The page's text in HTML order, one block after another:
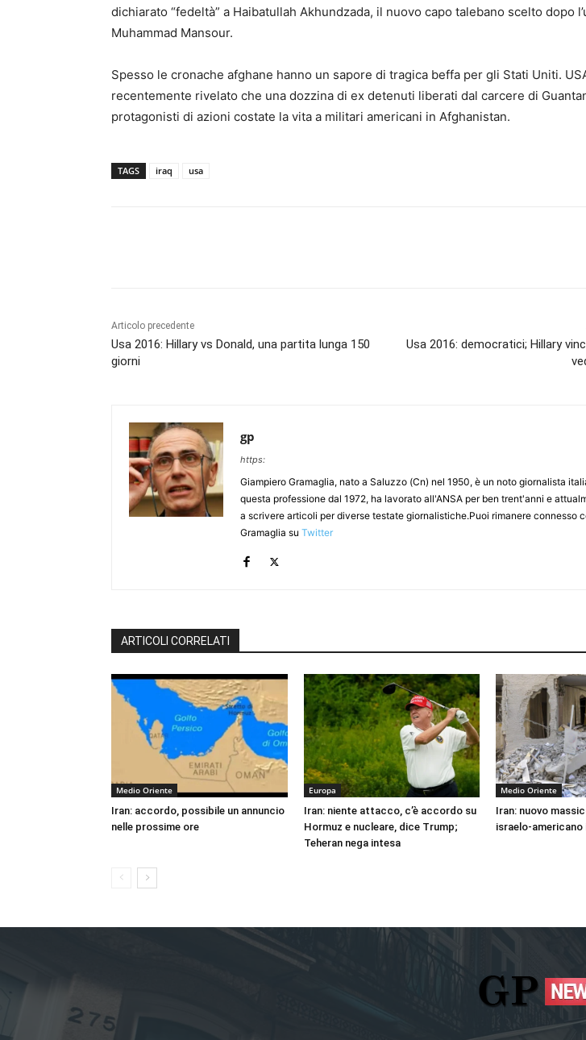
dichiarato “fedeltà” a Haibatullah Akhundzada, il nuovo capo talebano scelto dopo
Muhammad Mansour.
Spesso le cronache afghane hanno un sapore di tragica beffa per gli Stati Uniti.
recentemente rivelato che una dozzina di ex detenuti liberati dal carcere di
protagonisti di azioni costate la vita a militari americani in Afghanistan.
TAGS iraq usa
Articolo precedente
Usa 2016: Hillary vs Donald, una partita lunga 150
giorni
Usa 2016: democratici; Hillary
gp
https:
Giampiero Gramaglia, nato a Saluzzo (Cn) nel 1950, è un noto giornalista
questa professione dal 1972, ha lavorato all'ANSA per ben trent'anni e
a scrivere articoli per diverse testate giornalistiche.Puoi rimanere connesso
Gramaglia su Twitter
ARTICOLI CORRELATI
Medio Oriente
Iran: accordo, possibile un annuncio
nelle prossime ore
Europa
Iran: niente attacco, c’è accordo su
Hormuz e nucleare, dice Trump;
Teheran nega intesa
Medio Oriente
Iran: nuovo
israelo-americano